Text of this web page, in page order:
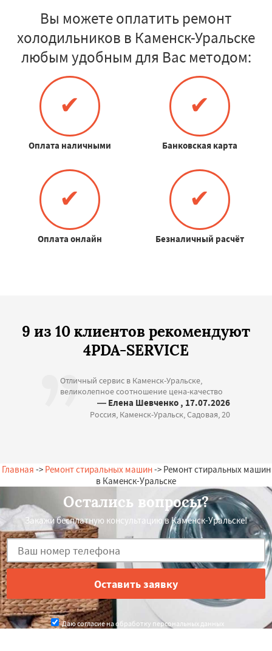
Вы можете оплатить ремонт
холодильников в Каменск-Уральске
любым удобным для Вас методом:
✔
Оплата наличными
✔
Банковская карта
✔
Оплата онлайн
✔
Безналичный расчёт
9 из 10 клиентов рекомендуют
4PDA-SERVICE
Отличный сервис в Каменск-Уральске,
великолепное соотношение цена-качество
— Елена Шевченко , 17.07.2026
Россия, Каменск-Уральск, Садовая, 20
Главная -> Ремонт стиральных машин-> Ремонт стиральных машин
в Каменск-Уральске
Остались вопросы?
Закажи бесплатную консультацию в Каменск-Уральске!
Даю согласие на обработку персональных данных